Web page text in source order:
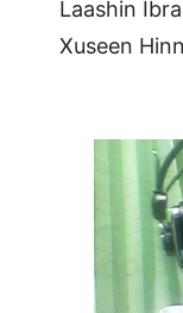
Laashin
Xuseen